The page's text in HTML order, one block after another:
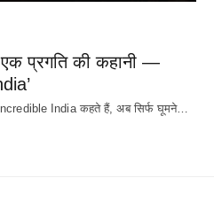
प्रगति की कहानी —
India कहते हैं, अब सिर्फ घूमने…